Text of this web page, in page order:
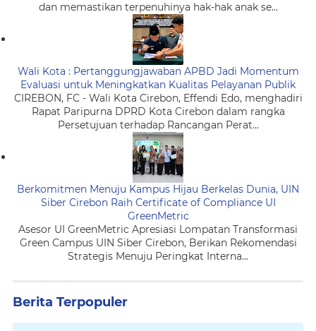
dan memastikan terpenuhinya hak-hak anak se...
Wali Kota : Pertanggungjawaban APBD Jadi Momentum
Evaluasi untuk Meningkatkan Kualitas Pelayanan Publik
CIREBON, FC - Wali Kota Cirebon, Effendi Edo, menghadiri
Rapat Paripurna DPRD Kota Cirebon dalam rangka
Persetujuan terhadap Rancangan Perat...
Berkomitmen Menuju Kampus Hijau Berkelas Dunia, UIN
Siber Cirebon Raih Certificate of Compliance UI
GreenMetric
Asesor UI GreenMetric Apresiasi Lompatan Transformasi
Green Campus UIN Siber Cirebon, Berikan Rekomendasi
Strategis Menuju Peringkat Interna...
Berita Terpopuler